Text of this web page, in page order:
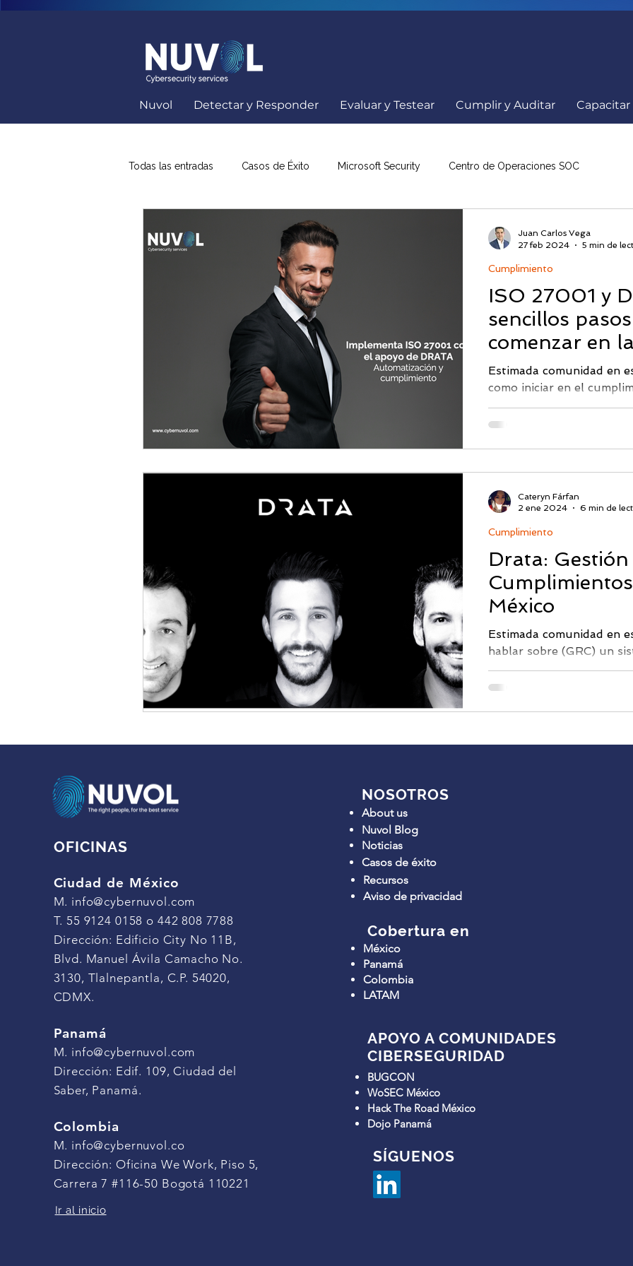
Nuvol Detectar y Responder Evaluar y Testear Cumplir y Auditar Capacitar
Todas las entradas Casos de Éxito Microsoft Security Centro de Operaciones SOC
Capacitación Seguridad Informática
Soluciones Ciberseguridad KnowBe4
Certificacion ISO 27001:2013 Monitoreo DarkWeb
Combate IA con IA Nuvol Abnormal AI CISO Proficio
ISO 27001 y
sencillos
comenzar en
Estimada comunidad en
como iniciar en el
una solución como
Cumplimiento
Juan Carlos Vega
27 feb 2024
5 min de
Drata: Gestión
México
Estimada comunidad en
hablar sobre (GRC) un
Riesgos y Cumplimiento.
Cumplimiento
Cateryn Fárfan
2 ene 2024
6 min de
OFICINAS
Ciudad de México
M. info@cybernuvol.com
T. 55 9124 0158 o 442 808 7788
Dirección: Edificio City No 11B,
Blvd. Manuel Ávila Camacho No.
3130, Tlalnepantla, C.P. 54020,
CDMX.
Panamá
M. info@cybernuvol.com
Dirección: Edif. 109, Ciudad del
Saber, Panamá.
Colombia
M. info@cybernuvol.co
Dirección: Oficina We Work, Piso 5,
Carrera 7 #116-50 Bogotá 110221
Ir al inicio
NOSOTROS
About us
Nuvol Blog
Noticias
Casos de éxito
Recursos
Aviso de privacidad
Cobertura en
México
Panamá
Colombia
LATAM
APOYO A COMUNIDADES
CIBERSEGURIDAD
BUGCON
WoSEC México
Hack The Road México
Dojo Panamá
SÍGUENOS